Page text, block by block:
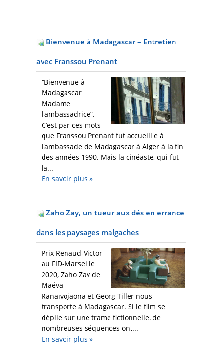
Bienvenue à Madagascar – Entretien
avec Franssou Prenant
“Bienvenue à
Madagascar
Madame
l’ambassadrice”.
C’est par ces mots
que Franssou Prenant fut accueillie à
l’ambassade de Madagascar à Alger à la fin
des années 1990. Mais la cinéaste, qui fut
la...
En savoir plus »
Zaho Zay, un tueur aux dés en errance
dans les paysages malgaches
Prix Renaud-Victor
au FID-Marseille
2020, Zaho Zay de
Maéva
Ranaïvojaona et Georg Tiller nous
transporte à Madagascar. Si le film se
déplie sur une trame fictionnelle, de
nombreuses séquences ont...
En savoir plus »